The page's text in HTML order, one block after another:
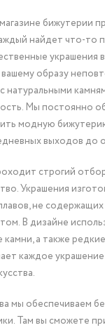
бижутерии
найдет что-то
украшения
образу
натуральными
Мы постоянно
модную
выходов до
строгий
Украшения
не
В дизайне
камни, а также
каждое
мы обеспечиваем
Там вы сможете